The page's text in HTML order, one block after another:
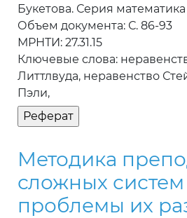
Букетова. Серия математика
Объем документа: С. 86-93
МРНТИ: 27.31.15
Ключевые слова:
Литтлвуда, неравенство
Пэли,
Методика
сложных
проблемы их